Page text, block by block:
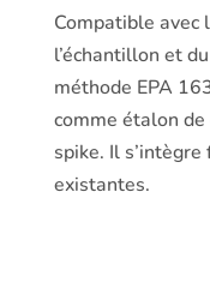
Compatible avec
l’échantillon et
méthode EPA
comme étalon
spike. Il
existantes.